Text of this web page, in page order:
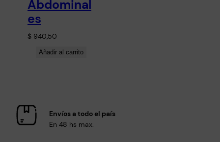
Abdominal
es
$ 940,50
Añadir al carrito
Envíos a todo el país
En 48 hs max.